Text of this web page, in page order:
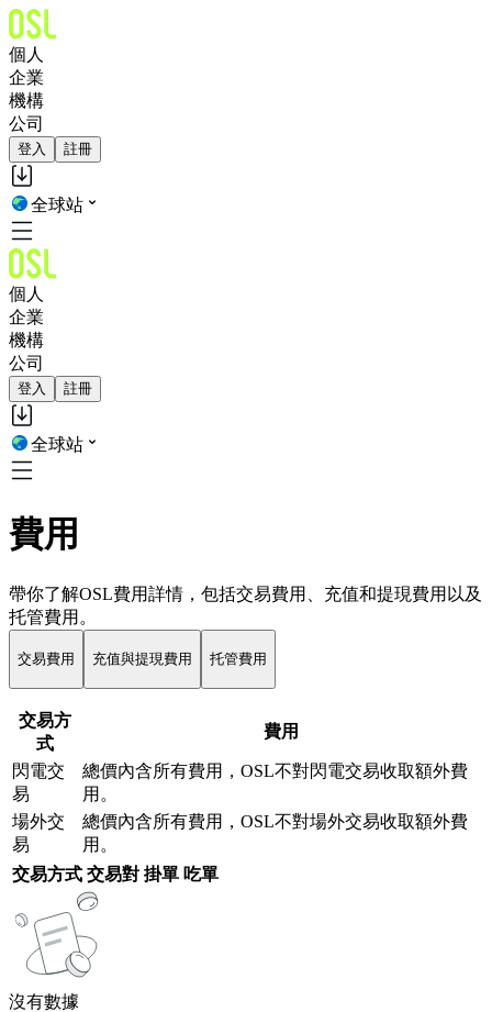
個人
企業
機構
公司
登入 註冊
全球站
個人
企業
機構
公司
登入 註冊
全球站
費用
帶你了解OSL費用詳情，包括交易費用、充值和提現費用以及
托管費用。
交易費用 充值與提現費用 托管費用
交易方
式
費用
閃電交
易
總價內含所有費用，OSL不對閃電交易收取額外費
用。
場外交
易
總價內含所有費用，OSL不對場外交易收取額外費
用。
交易方式 交易對 掛單 吃單
沒有數據